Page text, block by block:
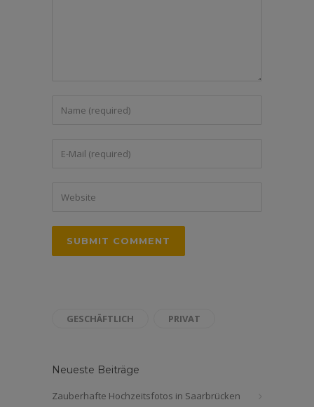
GESCHÄFTLICH PRIVAT
Neueste Beiträge
Zauberhafte Hochzeitsfotos in Saarbrücken